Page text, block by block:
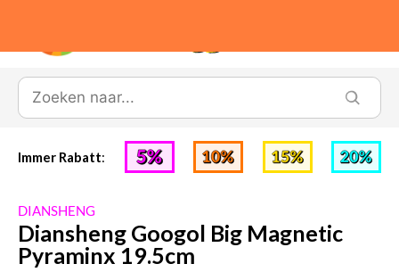
Immer Rabatt:
DIANSHENG
Diansheng Googol Big Magnetic
Pyraminx 19.5cm